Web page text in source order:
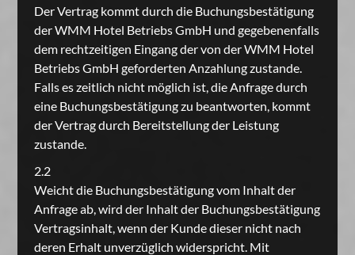
Der Vertrag kommt durch die Buchungsbestätigung
der WMM Hotel Betriebs GmbH und gegebenenfalls
dem rechtzeitigen Eingang der von der WMM Hotel
Betriebs GmbH geforderten Anzahlung zustande.
Falls es zeitlich nicht möglich ist, die Anfrage durch
eine Buchungsbestätigung zu beantworten, kommt
der Vertrag durch Bereitstellung der Leistung
zustande.
2.2
Weicht die Buchungsbestätigung vom Inhalt der
Anfrage ab, wird der Inhalt der Buchungsbestätigung
Vertragsinhalt, wenn der Kunde dieser nicht nach
deren Erhalt unverzüglich widerspricht. Mit